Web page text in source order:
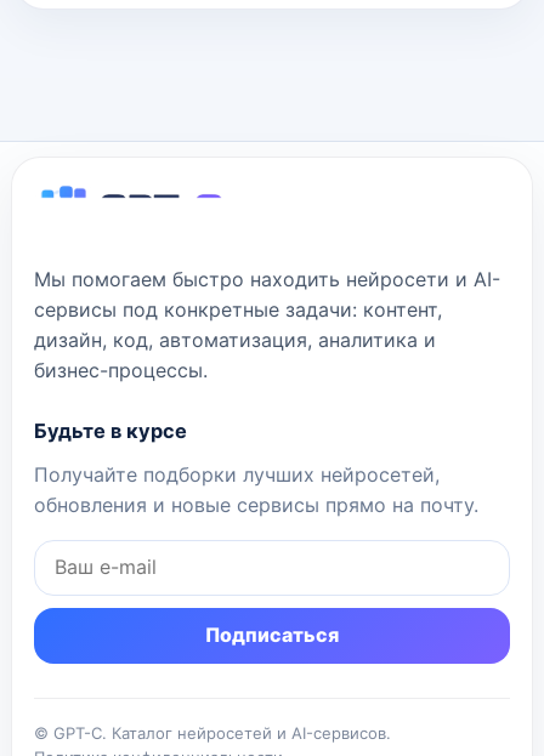
Мы помогаем быстро находить нейросети и AI-
сервисы под конкретные задачи: контент,
дизайн, код, автоматизация, аналитика и
бизнес-процессы.
Будьте в курсе
Получайте подборки лучших нейросетей,
обновления и новые сервисы прямо на почту.
Подписаться
© GPT-C. Каталог нейросетей и AI-сервисов.